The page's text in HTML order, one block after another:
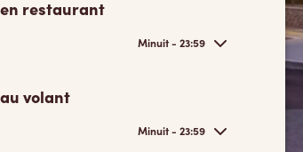
restaurant
Minuit - 23:59
volant
Minuit - 23:59